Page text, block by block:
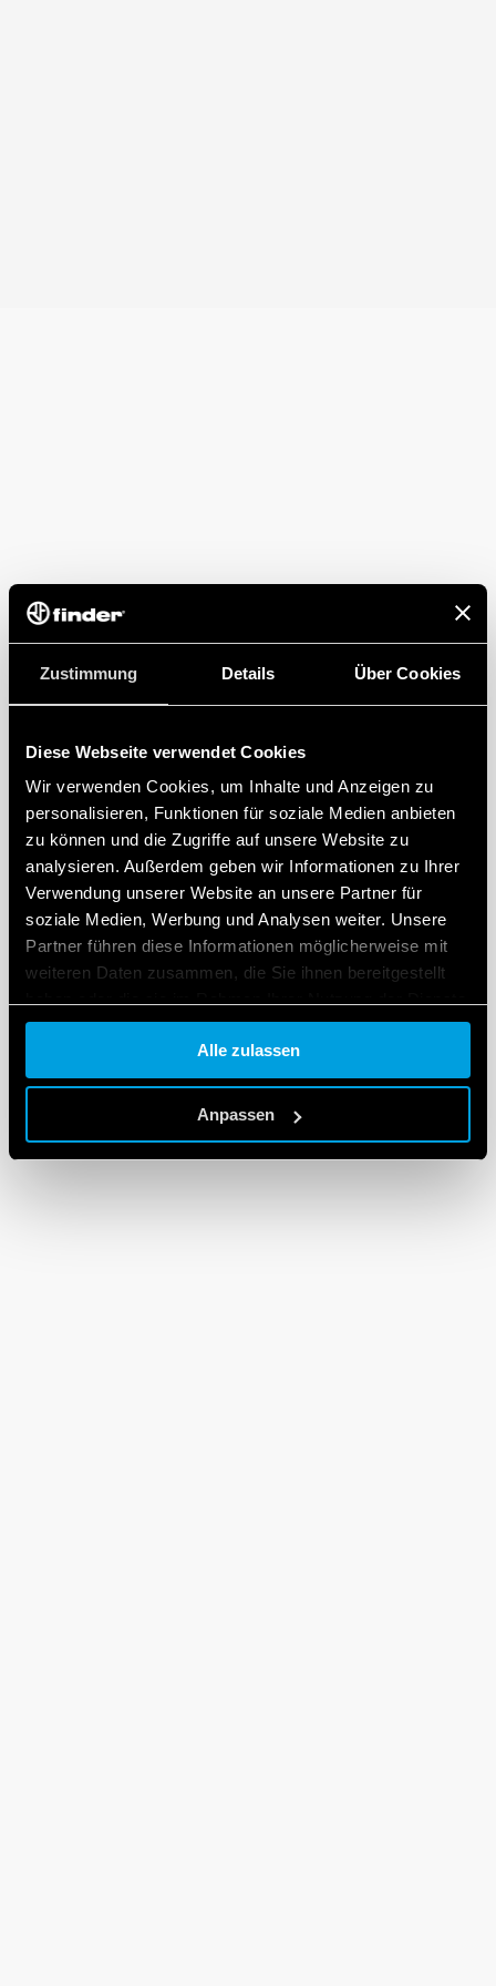
Zustimmung Details Über Cookies
Diese Webseite verwendet Cookies
Wir verwenden Cookies, um Inhalte und Anzeigen zu
personalisieren, Funktionen für soziale Medien anbieten
zu können und die Zugriffe auf unsere Website zu
analysieren. Außerdem geben wir Informationen zu Ihrer
Verwendung unserer Website an unsere Partner für
soziale Medien, Werbung und Analysen weiter. Unsere
Partner führen diese Informationen möglicherweise mit
weiteren Daten zusammen, die Sie ihnen bereitgestellt
gesammelt haben.
Cookie policy.
Alle zulassen
Anpassen